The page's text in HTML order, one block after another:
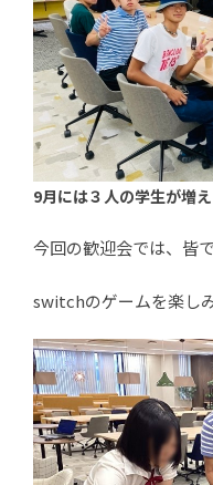
9月には３人の学生が増
今回の歓迎会では、皆
switchのゲームを楽し